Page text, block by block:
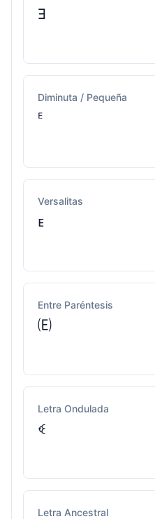
Ǝ
Diminuta / Pequeña
ᴱ
Versalitas
ᴇ
Entre Paréntesis
🄔
Letra Ondulada
ꈼ
Letra Ancestral